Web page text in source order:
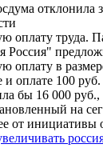
отклонила
оплату труда.
Россия"
оплату в
и оплате 100
бы 16 000
на
от инициативы